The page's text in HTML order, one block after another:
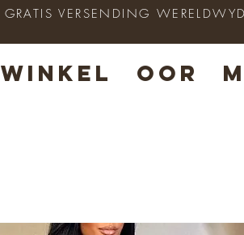
WINKEL OOR
GRATIS VERSENDING